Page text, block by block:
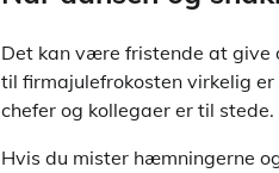
Det kan være fristende at give
til firmajulefrokosten virkelig
chefer og kollegaer er til stede.
Hvis du mister hæmningerne